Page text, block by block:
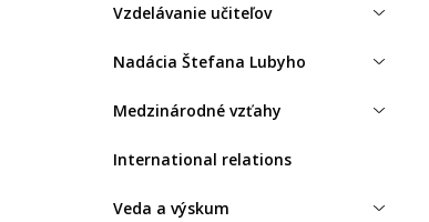
Vzdelávanie učiteľov
Nadácia Štefana Lubyho
Medzinárodné vzťahy
International relations
Veda a výskum